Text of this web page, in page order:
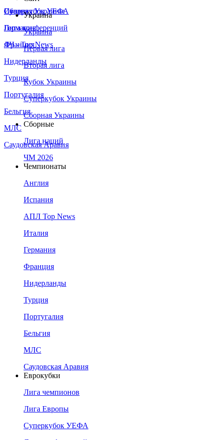
Сборная Украины
Италия
Германия
Франция
Нидерланды
Турция
Португалия
Бельгия
МЛС
Саудовская Аравия
Суперкубок УЕФА
Лига конференций
ЛЧ - Top News
Украина
Украина
Первая лига
Вторая лига
Кубок Украины
Суперкубок Украины
Сборная Украины
Сборные
Лига наций
ЧМ 2026
Чемпионаты
Англия
Испания
АПЛ Top News
Италия
Германия
Франция
Нидерланды
Турция
Португалия
Бельгия
МЛС
Саудовская Аравия
Еврокубки
Лига чемпионов
Лига Европы
Суперкубок УЕФА